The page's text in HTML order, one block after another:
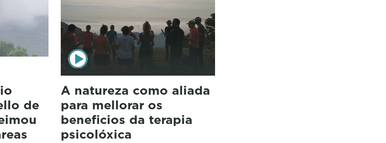
de
A natureza como aliada
para mellorar os
beneficios da terapia
psicolóxica